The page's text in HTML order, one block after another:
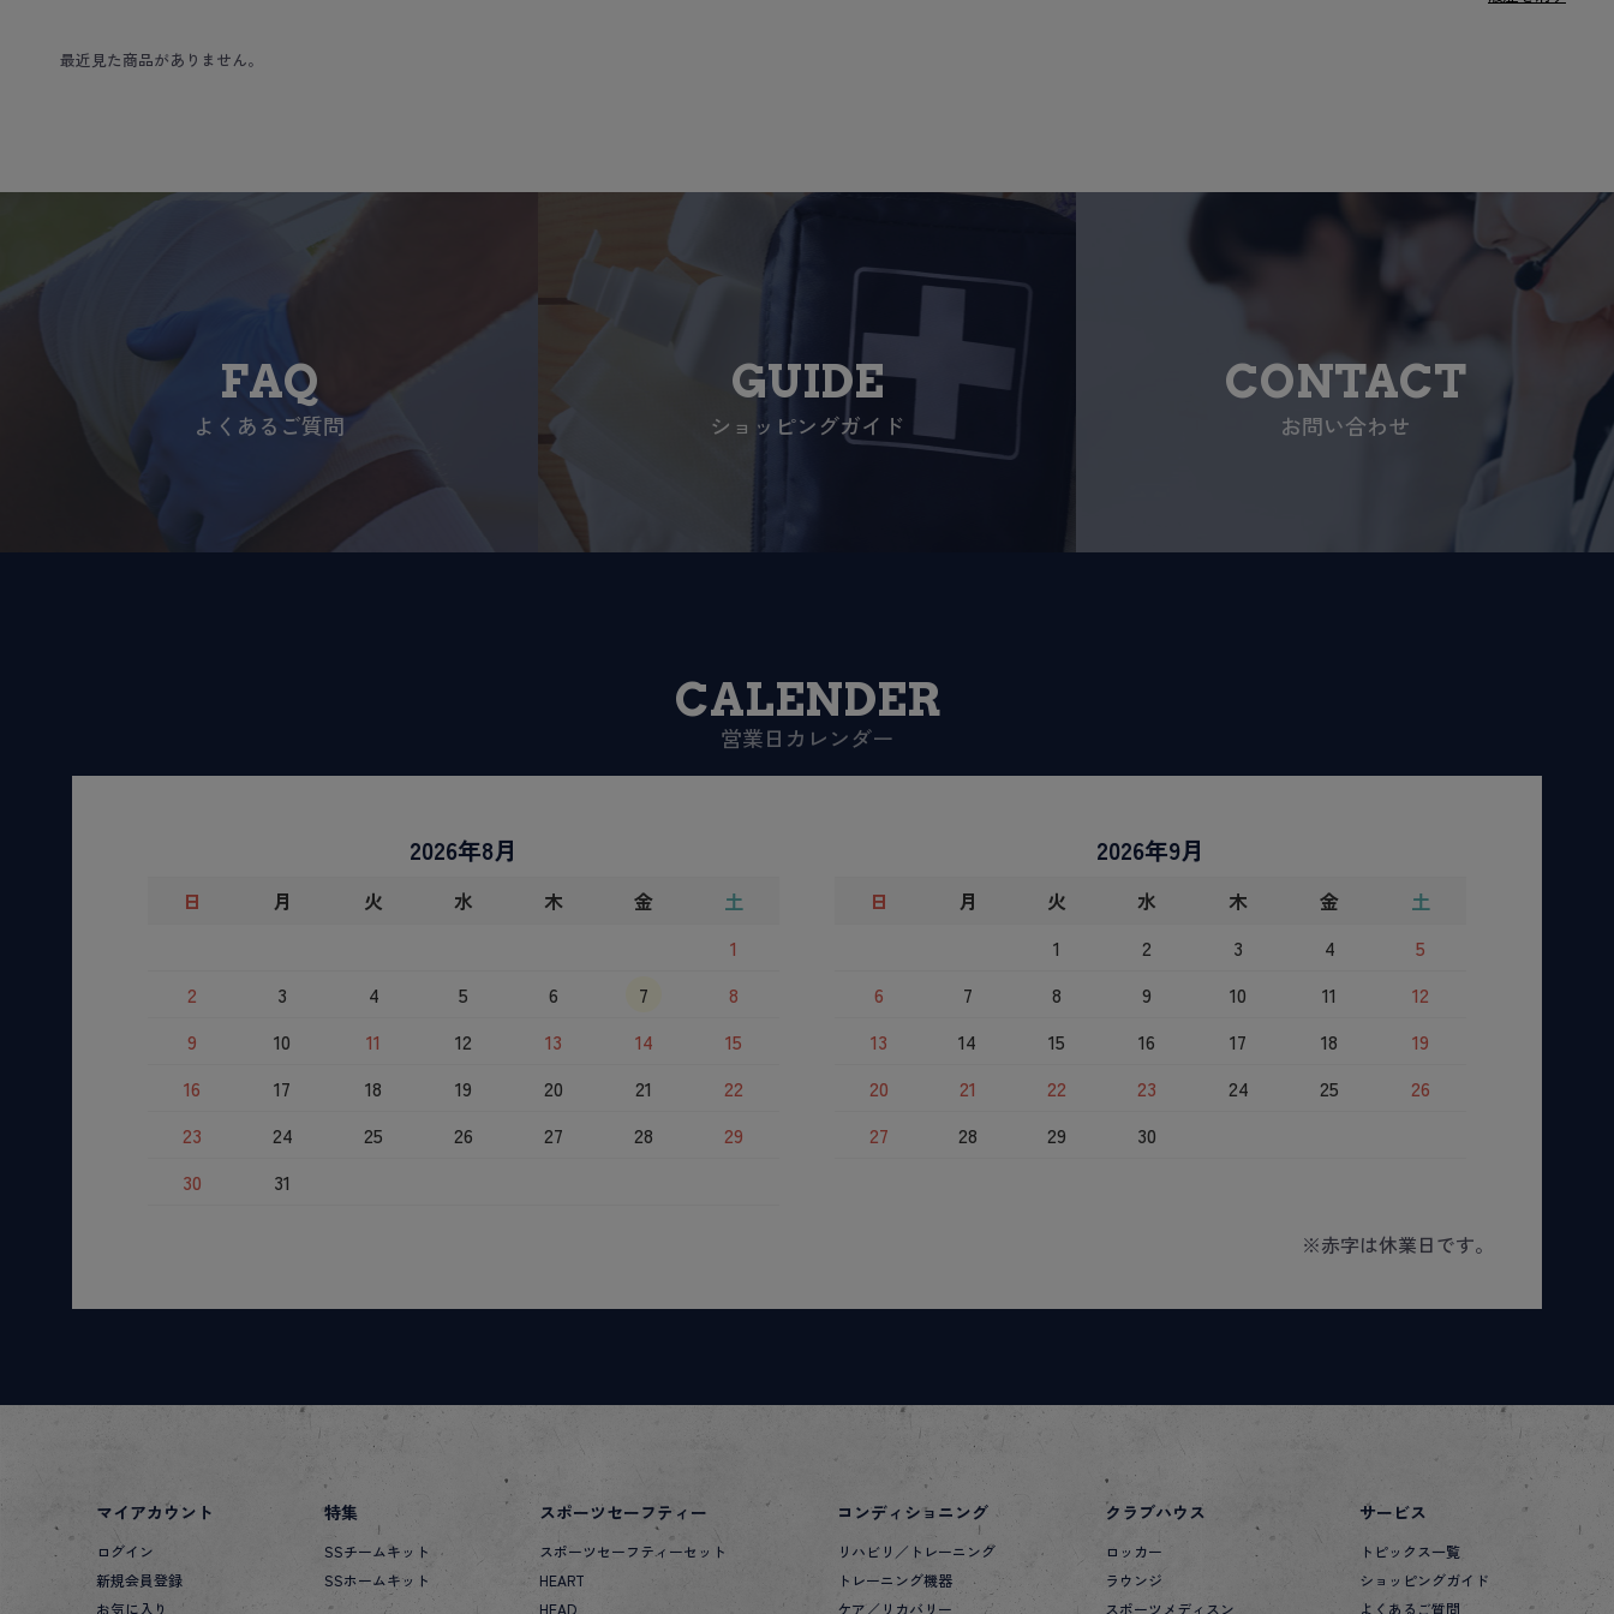
最近見た商品がありません。
FAQ
よくあるご質問
GUIDE
ショッピングガイド
CONTACT
お問い合わせ
CALENDER
営業日カレンダー
2026年8月
日 月 火 水 木 金
土
1
2
3 4 5 6 7
8
9
10 11 12 13 14
15
16
17 18 19 20 21
22
23
24 25 26 27 28
29
30
31
2026年9月
日 月 火 水 木 金
土
1
2 3 4
5
6
7 8 9 10 11
12
13
14 15 16 17 18
19
20
21 22 23 24 25
26
27
28 29 30
※赤字は休業日です。
マイアカウント
ログイン
新規会員登録
お気に入り
特集
SSチームキット
SSホームキット
スポーツセーフティー
スポーツセーフティーセット
HEART
HEAD
コンディショニング
リハビリ／トレーニング
トレーニング機器
ケア／リカバリー
クラブハウス
ロッカー
ラウンジ
スポーツメディスン
サービス
トピックス一覧
ショッピングガイド
よくあるご質問